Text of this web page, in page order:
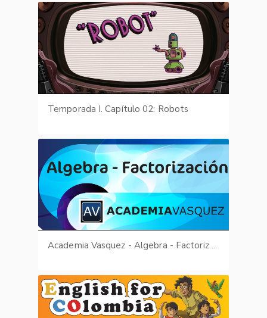
Temporada I. Capítulo 02: Robots
Academia Vasquez - Algebra - Factorización